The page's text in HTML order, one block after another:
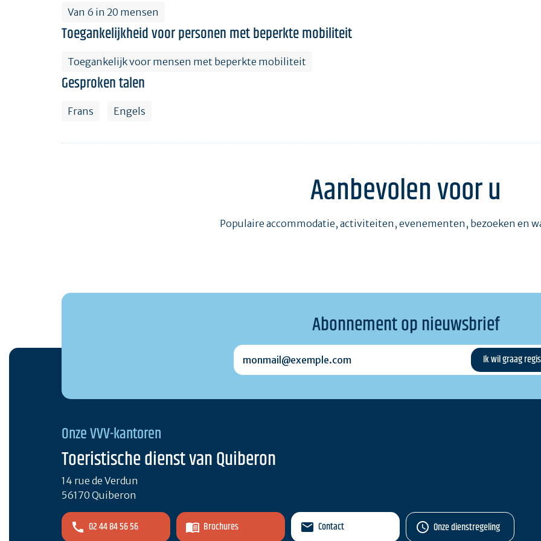
Van 6 in 20 mensen
Toegankelijkheid voor personen met beperkte mobiliteit
Toegankelijk voor mensen met beperkte mobiliteit
Gesproken talen
Frans Engels
Aanbevolen voor u
Populaire accommodatie, activiteiten, evenementen, bezoeken en
Abonnement op nieuwsbrief
monmail@exemple.com
Onze VVV-kantoren
Toeristische dienst van Quiberon
14 rue de Verdun
56170 Quiberon
02 44 84 56 56 Brochures Contact Onze dienstregeling